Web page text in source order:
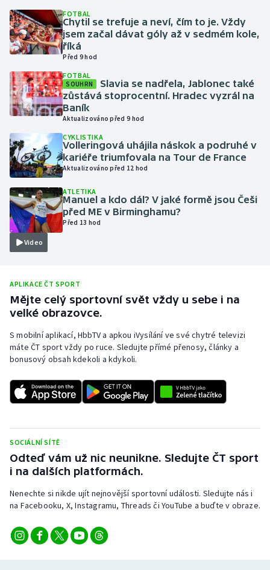
Judo
Krasobruslení
Lezení
Lyže a snowboard
Motorsport
Olympijské hry
Parasport
Plavání
Ragby
Rychlobruslení
Rychlostní kanoistika
Short track
Stolní tenis
Triatlon
Veslování
Vodní slalom
Volejbal
FOTBAL
Chytil se trefuje a neví, čím to je. Vždy
jsem začal dávat góly až v sedmém kole,
říká
Před 9 hod
FOTBAL
SOUHRN
Slavia se nadřela, Jablonec také
zůstává stoprocentní. Hradec vyzrál na
Baník
Aktualizováno před 9 hod
CYKLISTIKA
Volleringová uhájila náskok a podruhé v
kariéře triumfovala na Tour de France
Aktualizováno před 12 hod
Video
ATLETIKA
Manuel a kdo dál? V jaké formě jsou Češi
před ME v Birminghamu?
Před 13 hod
APLIKACE ČT SPORT
Mějte celý sportovní svět vždy u sebe i na
velké obrazovce.
S mobilní aplikací, HbbTV a apkou iVysílání ve své chytré televizi
máte ČT sport vždy po ruce. Sledujte přímé přenosy, články a
bonusový obsah kdekoli a kdykoli.
SOCIÁLNÍ SÍTĚ
Odteď vám už nic neunikne. Sledujte ČT sport
i na dalších platformách.
Nenechte si nikde ujít nejnovější sportovní události. Sledujte nás i
na Facebooku, X, Instagramu, Threads či YouTube a buďte v obraze.